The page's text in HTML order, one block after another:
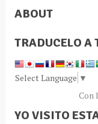
ABOUT
TRADUCELO A
Select Language ▼
Con
YO VISITO